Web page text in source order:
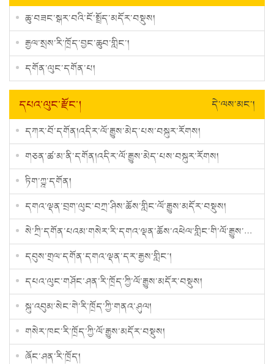
ཆུ་བཟང་སྒར་བའི་ངོ་སྤྲོད་མདོར་བསྡུས།
རྒྱལ་སྲས་རི་ཁྲོད་བྱང་ཆུབ་གླིང་།
དགོན་ལུང་དགོན་པ།
དཔའ་ལུང་རྫོང་།
དེ་ལས་མང་།
དཀར་བོ་དགོན།འདིར་ལོ་རྒྱུས་མེད་པས་བསྐུར་རོགས།
གཅན་ཚ་མ་ནི་དགོན།འདིར་ལོ་རྒྱུས་མེད་པས་བསྐུར་རོགས།
ཏིག་ཀྱྰ་དགོན།
​དགའ་ལྡན་བྲག་ལུང་བཀྲ་ཤིས་ཆོས་གླིང་ལོ་རྒྱུས་མདོར་བསྡུས།
སེ་ཀྲི་དགོན་པའམ་གསེར་རི་དགའ་ལྡན་ཆོས་འཕེལ་གླིང་གི་ལོ་རྒྱུས་མདོར་བསྡུས།
དབུས་གྲལ་དགོན་དགའ་ལྡན་དར་རྒྱས་གླིང་།
དཔའ་ལུང་གཤོང་ཤན་རི་ཁྲོད་ཀྱི་ལོ་རྒྱུས་མདོར་བསྡུས།
སྐུ་འབུམ་སེང་གེ་རི་ཁྲོད་ཀྱི་གནའ་ཤུལ།
གསེར་ཁང་རི་ཁྲོད་ཀྱི་ལོ་རྒྱུས་མདོར་བསྡུས།
ཞོང་ཤན་རི་ཁྲོད།